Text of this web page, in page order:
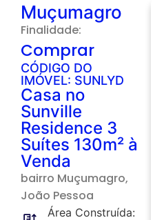
Muçumagro
Finalidade:
Comprar
CÓDIGO DO
IMÓVEL: SUNLYD
Casa no
Sunville
Residence 3
Suítes 130m² à
Venda
bairro Muçumagro,
João Pessoa
Área Construída: